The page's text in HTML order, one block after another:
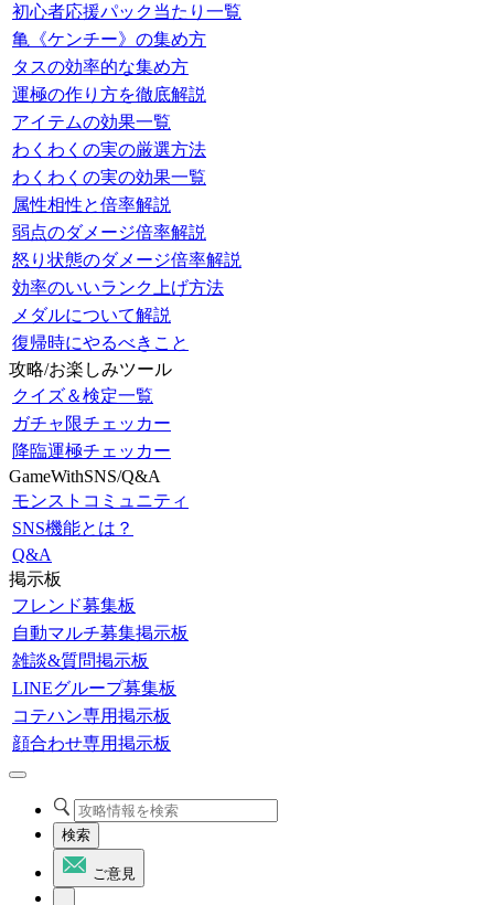
初心者応援パック当たり一覧
亀《ケンチー》の集め方
タスの効率的な集め方
運極の作り方を徹底解説
アイテムの効果一覧
わくわくの実の厳選方法
わくわくの実の効果一覧
属性相性と倍率解説
弱点のダメージ倍率解説
怒り状態のダメージ倍率解説
効率のいいランク上げ方法
メダルについて解説
復帰時にやるべきこと
攻略/お楽しみツール
クイズ＆検定一覧
ガチャ限チェッカー
降臨運極チェッカー
GameWithSNS/Q&A
モンストコミュニティ
SNS機能とは？
Q&A
掲示板
フレンド募集板
自動マルチ募集掲示板
雑談&質問掲示板
LINEグループ募集板
コテハン専用掲示板
顔合わせ専用掲示板
検索
ご意見